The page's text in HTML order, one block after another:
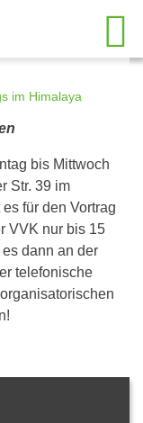
im Himalaya
bis Mittwoch
Str. 39 im
für den Vortrag
VVK nur bis 15
dann an der
telefonische